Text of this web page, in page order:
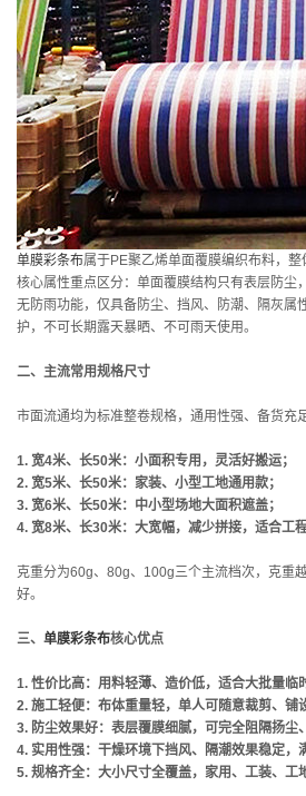
单膜彩条布属于PE聚乙烯单面覆膜编织布料，整
核心属性重点区分：单面覆膜结构只有表层防尘
无防雨功能，仅具备防尘、挡风、防潮、隔灰属
护，不可长期露天暴晒、不可雨天使用。
二、主流常用规格尺寸
市面流通均为标准整卷规格，通用性强、备货充足
1. 宽4米、长50米：小面积专用，灵活好搬运；
2. 宽5米、长50米：家装、小型工地通用款；
3. 宽6米、长50米：中小型场地大面积遮盖；
4. 宽8米、长30米：大宽幅，减少拼接，适合工程
克重分为60g、80g、100g三个主流档次，克重
好。
三、 单膜彩条布核心优点
1. 性价比高：用料轻薄、造价低，适合大批量临
2. 施工轻便：布体重量轻，单人可随意裁剪、铺
3. 防尘效果好：表层覆膜细腻，可完全阻隔扬尘
4. 实用性强：干燥环境下挡风、隔潮效果稳定，
5. 规格齐全：大小尺寸全覆盖，家用、工装、工